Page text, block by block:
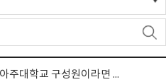
면 ⭐연 1회 필수⭐ 법정필수교육 수강 안내